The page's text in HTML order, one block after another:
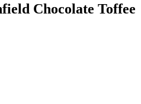
Chocolate Toffee